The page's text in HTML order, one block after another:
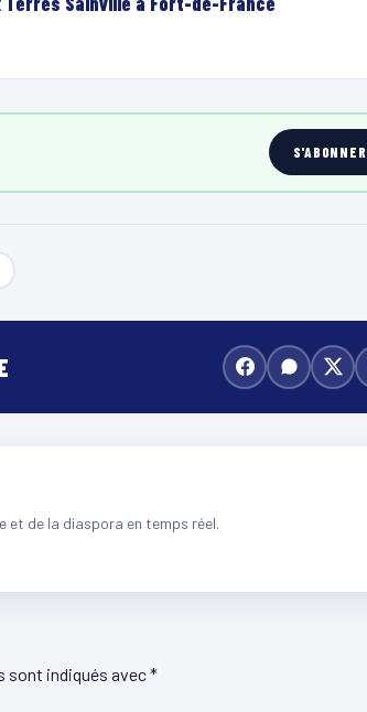
S'ABONNER
et de la diaspora en temps réel.
sont indiqués avec*